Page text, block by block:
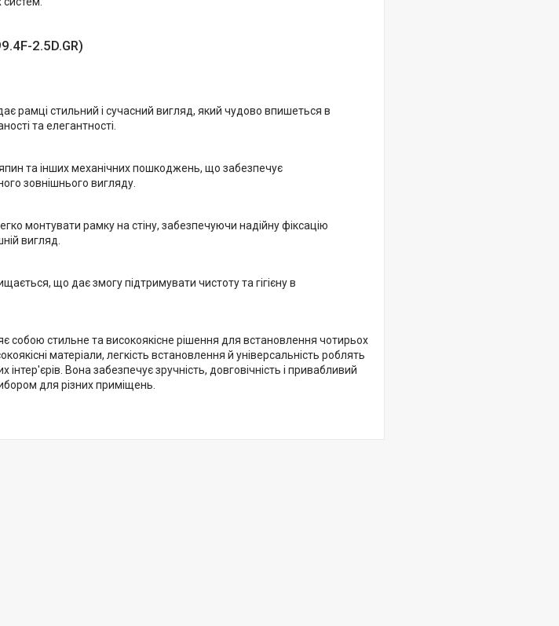
2.5D.GR)
рамці стильний і сучасний вигляд, який чудово впишеться в
та елегантності.
та інших механічних пошкоджень, що забезпечує
зовнішнього вигляду.
монтувати рамку на стіну, забезпечуючи надійну фіксацію
вигляд.
що дає змогу підтримувати чистоту та гігієну в
собою стильне та високоякісне рішення для встановлення чотирьох
матеріали, легкість встановлення й універсальність роблять
Вона забезпечує зручність, довговічність і привабливий
для різних приміщень.